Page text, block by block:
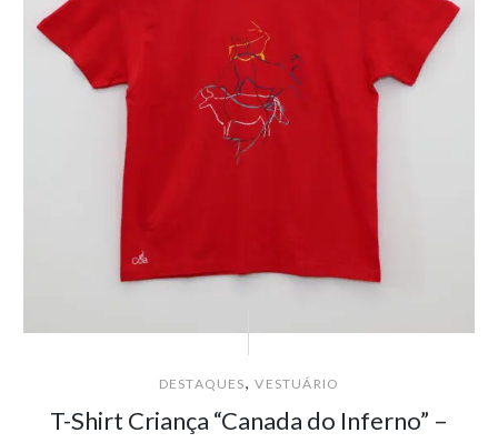
DESTAQUES,VESTUÁRIO
T-Shirt Criança “Canada do Inferno” –